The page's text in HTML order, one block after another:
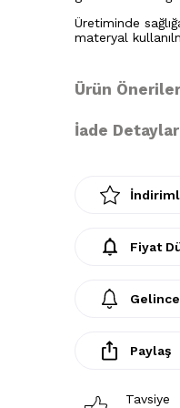
Üretiminde
materyal
Ürün
İade
Fiyat
Paylaş
Tavsiye